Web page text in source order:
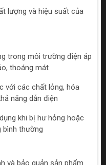
lượng và hiệu suất của
trong môi trường điện áp
thoáng mát
với các chất lỏng, hóa
năng dẫn điện
khi bị hư hỏng hoặc
bình thường
và bảo quản sản phẩm